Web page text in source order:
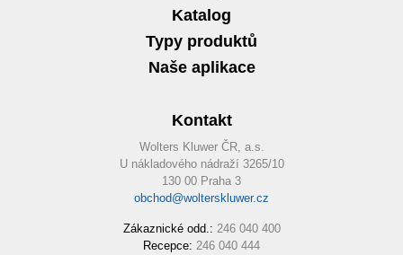
Katalog
Typy produktů
Naše aplikace
Kontakt
Wolters Kluwer ČR, a.s.
U nákladového nádraží 3265/10
130 00 Praha 3
obchod@wolterskluwer.cz
Zákaznické odd.: 246 040 400
Recepce: 246 040 444